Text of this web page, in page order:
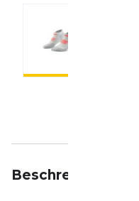
Beschreibung